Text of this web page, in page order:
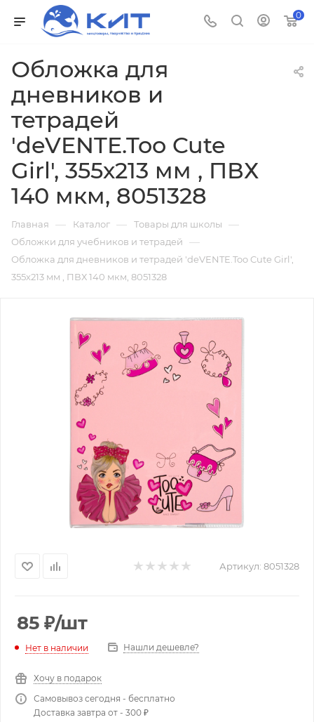
0
Обложка для
дневников и
тетрадей
'deVENTE.Too Cute
Girl', 355х213 мм , ПВХ
140 мкм, 8051328
Главная — Каталог — Товары для школы —
Обложки для учебников и тетрадей —
Обложка для дневников и тетрадей 'deVENTE.Too Cute Girl',
355х213 мм , ПВХ 140 мкм, 8051328
Артикул: 8051328
85 ₽/шт
Нет в наличии Нашли дешевле?
Хочу в подарок
Самовывоз сегодня - бесплатно
Доставка завтра от - 300 ₽